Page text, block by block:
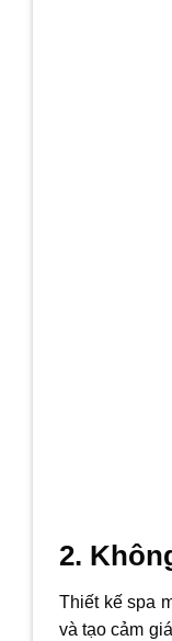
2.
Thiết kế spa
và tạo cảm